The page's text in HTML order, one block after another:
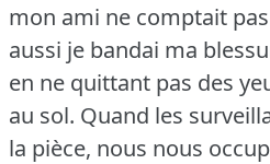
mon ami ne comptait
aussi je bandai ma
en ne quittant pas des
au sol. Quand les
la pièce, nous nous